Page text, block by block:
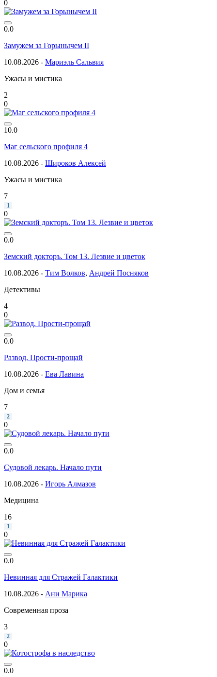
0
0.0
Замужем за Горынычем II
10.08.2026 - Мариэль Сальвия
Ужасы и мистика
2
0
10.0
Маг сельского профиля 4
10.08.2026 - Широков Алексей
Ужасы и мистика
7
1
0
0.0
Земский докторъ. Том 13. Лезвие и цветок
10.08.2026 - Тим Волков, Андрей Посняков
Детективы
4
0
0.0
Развод. Прости-прощай
10.08.2026 - Ева Лавина
Дом и семья
7
2
0
0.0
Судовой лекарь. Начало пути
10.08.2026 - Игорь Алмазов
Медицина
16
1
0
0.0
Невинная для Стражей Галактики
10.08.2026 - Ани Марика
Современная проза
3
2
0
0.0